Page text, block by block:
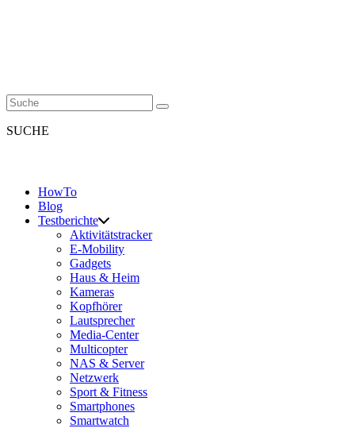
SUCHE
HowTo
Blog
Testberichte
Aktivitätstracker
E-Mobility
Gadgets
Haus & Heim
Kameras
Kopfhörer
Lautsprecher
Media-Center
Multicopter
NAS & Server
Netzwerk
Sport & Fitness
Smartphones
Smartwatch